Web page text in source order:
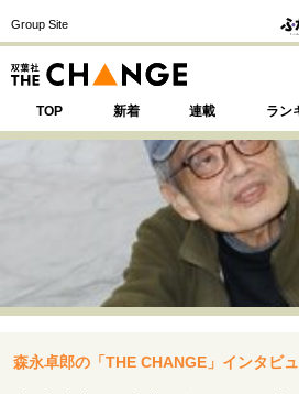
Group Site
TOP 新着 連載 ラン
注目の記事テーマで探す
運命を変えた出会い 決断の裏側
森永卓郎の「THE CHANGE」インタビ